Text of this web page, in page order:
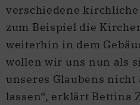
verschiedene
zum Beispiel die
weiterhin in dem
wollen wir uns nun als
unseres Glaubens nicht
lassen“, erklärt Bettina